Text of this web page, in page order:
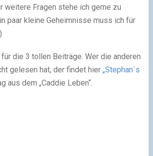
weitere Fragen stehe ich gerne zu
paar kleine Geheimnisse muss ich für
die 3 tollen Beiträge. Wer die anderen
gelesen hat, der findet hier „Stephan´s
aus dem „Caddie Leben“.